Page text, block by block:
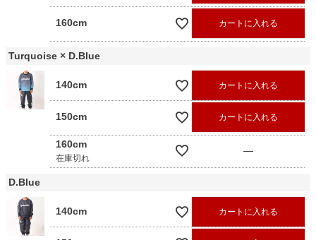
160cm カートに入れる
Turquoise × D.Blue
140cm カートに入れる
150cm カートに入れる
160cm
在庫切れ
—
D.Blue
140cm カートに入れる